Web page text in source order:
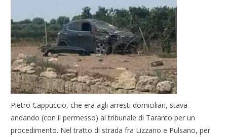
Pietro Cappuccio, che era agli arresti domiciliari, stava
andando (con il permesso) al tribunale di Taranto per un
procedimento. Nel tratto di strada fra Lizzano e Pulsano, per